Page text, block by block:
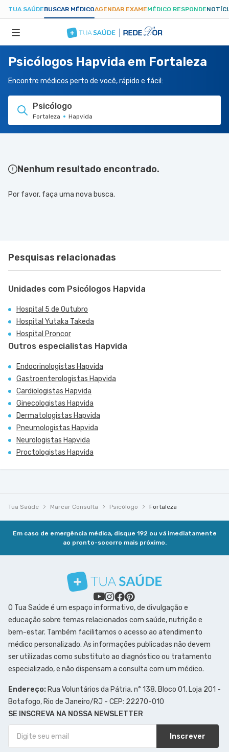
TUA SAÚDEBUSCAR MÉDICOAGENDAR EXAMEMÉDICO RESPONDE
ESPECIALIDADES
HOSPITAIS
TUASAUDE.COM
Psicólogos Hapvida em Fortaleza
Encontre médicos perto de você, rápido e fácil:
Psicólogo
Fortaleza Hapvida
Nenhum resultado encontrado.
Por favor, faça uma nova busca.
Pesquisas relacionadas
Unidades com Psicólogos Hapvida
Hospital 5 de Outubro
Hospital Yutaka Takeda
Hospital Proncor
Outros especialistas Hapvida
Endocrinologistas Hapvida
Gastroenterologistas Hapvida
Cardiologistas Hapvida
Ginecologistas Hapvida
Dermatologistas Hapvida
Pneumologistas Hapvida
Neurologistas Hapvida
Proctologistas Hapvida
Tua Saúde Marcar Consulta Psicólogo Fortaleza
Em caso de emergência médica, disque 192 ou vá imediatamente
ao pronto-socorro mais próximo.
O Tua Saúde é um espaço informativo, de divulgação e
educação sobre temas relacionados com saúde, nutrição e
bem-estar. Também facilitamos o acesso ao atendimento
médico personalizado. As informações publicadas não devem
ser utilizadas como substituto ao diagnóstico ou tratamento
especializado, e não dispensam a consulta com um médico.
Endereço: Rua Voluntários da Pátria, n° 138, Bloco 01, Loja 201 -
Botafogo, Rio de Janeiro/RJ - CEP: 22270-010
SE INSCREVA NA NOSSA NEWSLETTER
Inscrever